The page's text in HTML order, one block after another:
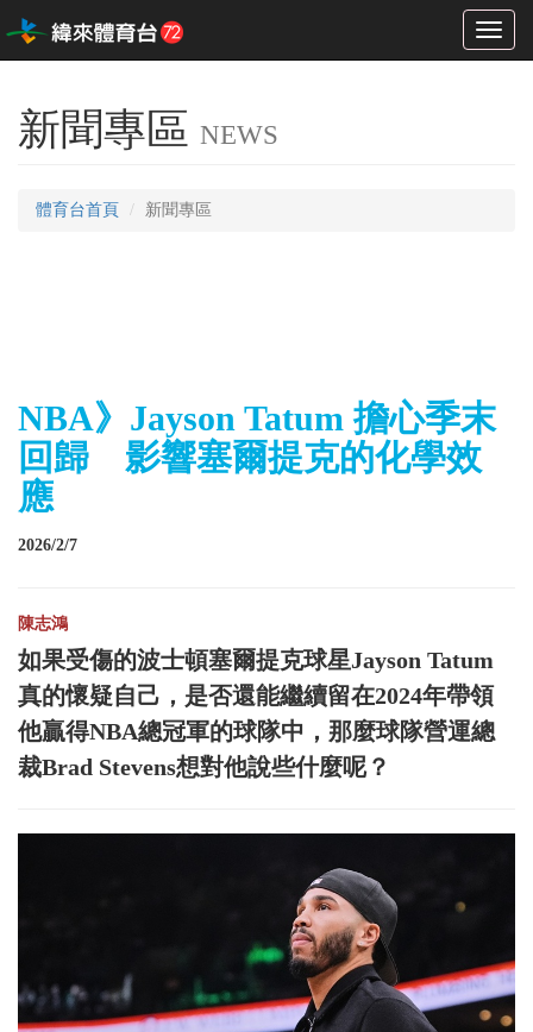
Toggle
新聞專區 NEWS
體育台首頁 新聞專區
NBA》Jayson Tatum 擔心季末
回歸 影響塞爾提克的化學效
應
2026/2/7
陳志鴻
如果受傷的波士頓塞爾提克球星Jayson Tatum
真的懷疑自己，是否還能繼續留在2024年帶領
他贏得NBA總冠軍的球隊中，那麼球隊營運總
裁Brad Stevens想對他說些什麼呢？